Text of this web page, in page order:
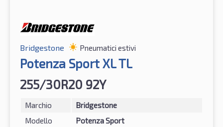
Bridgestone Pneumatici estivi
Potenza Sport XL TL
255/30R20 92Y
Marchio
Bridgestone
Modello
Potenza Sport